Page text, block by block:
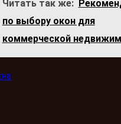
Читать так же:
по выбору окон для
коммерческой